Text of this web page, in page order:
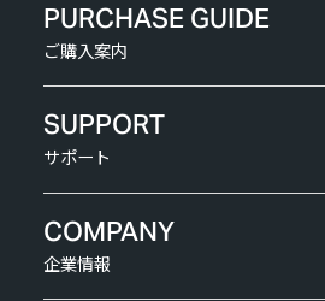
PURCHASE GUIDE
ご購入案内
SUPPORT
サポート
COMPANY
企業情報